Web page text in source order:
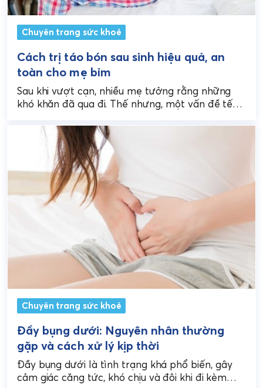
Chuyên trang sức khoẻ
Cách trị táo bón sau sinh hiệu quả, an
toàn cho mẹ bỉm
Sau khi vượt cạn, nhiều mẹ tưởng rằng những
khó khăn đã qua đi. Thế nhưng, một vấn đề tế
Chuyên trang sức khoẻ
Đầy bụng dưới: Nguyên nhân thường
gặp và cách xử lý kịp thời
Đầy bụng dưới là tình trạng khá phổ biến, gây
cảm giác căng tức, khó chịu và đôi khi đi kèm